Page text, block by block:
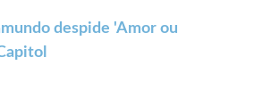
despide 'Amor ou